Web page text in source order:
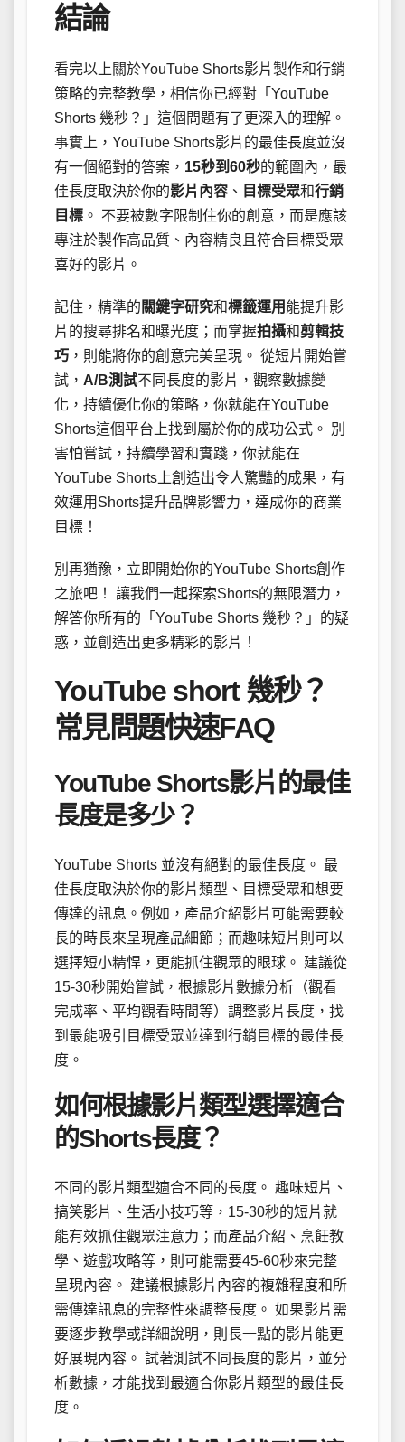
結論
看完以上關於YouTube Shorts影片製作和行銷
策略的完整教學，相信你已經對「YouTube
Shorts 幾秒？」這個問題有了更深入的理解。
事實上，YouTube Shorts影片的最佳長度並沒
有一個絕對的答案， 15秒到60秒的範圍內，最
佳長度取決於你的影片內容 、 目標受眾和行銷
目標 。 不要被數字限制住你的創意，而是應該
專注於製作高品質、內容精良且符合目標受眾
喜好的影片。
記住，精準的 關鍵字研究和標籤運用 能提升影
片的搜尋排名和曝光度；而掌握拍攝和剪輯技
巧 ，則能將你的創意完美呈現。 從短片開始嘗
試， A/B測試不同長度的影片，觀察數據變
化，持續優化你的策略，你就能在YouTube
Shorts這個平台上找到屬於你的成功公式。 別
害怕嘗試，持續學習和實踐，你就能在
YouTube Shorts上創造出令人驚豔的成果，有
效運用Shorts提升品牌影響力，達成你的商業
目標！
別再猶豫，立即開始你的YouTube Shorts創作
之旅吧！ 讓我們一起探索Shorts的無限潛力，
解答你所有的「YouTube Shorts 幾秒？」的疑
惑，並創造出更多精彩的影片！
YouTube short 幾秒？
常見問題快速FAQ
YouTube Shorts影片的最佳
長度是多少？
YouTube Shorts 並沒有絕對的最佳長度。 最
佳長度取決於你的影片類型、目標受眾和想要
傳達的訊息。例如，產品介紹影片可能需要較
長的時長來呈現產品細節；而趣味短片則可以
選擇短小精悍，更能抓住觀眾的眼球。 建議從
15-30秒開始嘗試，根據影片數據分析（觀看
完成率、平均觀看時間等）調整影片長度，找
到最能吸引目標受眾並達到行銷目標的最佳長
度。
如何根據影片類型選擇適合
的Shorts長度？
不同的影片類型適合不同的長度。 趣味短片、
搞笑影片、生活小技巧等，15-30秒的短片就
能有效抓住觀眾注意力；而產品介紹、烹飪教
學、遊戲攻略等，則可能需要45-60秒來完整
呈現內容。 建議根據影片內容的複雜程度和所
需傳達訊息的完整性來調整長度。 如果影片需
要逐步教學或詳細說明，則長一點的影片能更
好展現內容。 試著測試不同長度的影片，並分
析數據，才能找到最適合你影片類型的最佳長
度。